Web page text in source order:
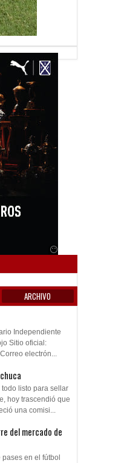
ARCHIVO
Independiente
Sitio oficial:
electrón...
listo para sellar
hoy trascendió que
una comisi...
del mercado de
en el fútbol